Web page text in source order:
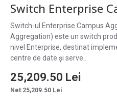
Switch-ul Enterprise Campus
Aggregation) este un switch
nivel Enterprise, destinat
centre de date și serve..
25,209.50 Lei
Net:25,209.50 Lei